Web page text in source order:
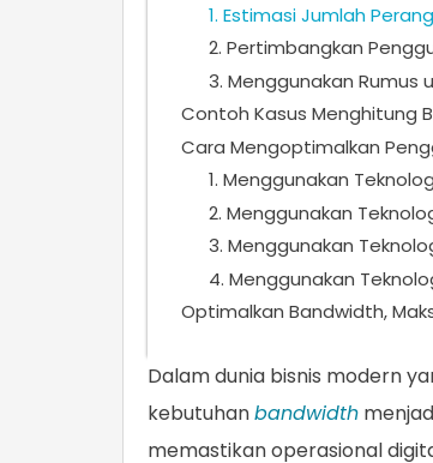
1. Estimasi Jumlah
2. Pertimbangkan
3. Menggunakan Rumus
Contoh Kasus Menghitung
Cara Mengoptimalkan
1. Menggunakan
2. Menggunakan
3. Menggunakan
4. Menggunakan
Optimalkan Bandwidth,
Dalam dunia bisnis modern
kebutuhanbandwidth
memastikan operasional